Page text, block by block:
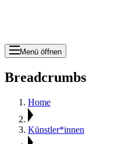
Menü öffnen
Breadcrumbs
Home
Künstler*innen